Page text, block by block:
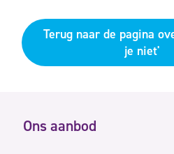
Terug naar de pagina
je niet'
Ons aanbod